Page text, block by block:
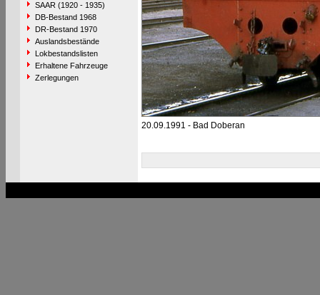
SAAR (1920 - 1935)
DB-Bestand 1968
DR-Bestand 1970
Auslandsbestände
Lokbestandslisten
Erhaltene Fahrzeuge
Zerlegungen
20.09.1991 - Bad Doberan